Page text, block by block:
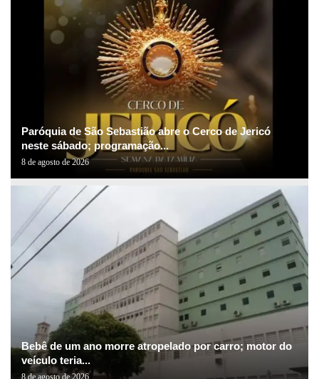
Paróquia de São Sebastião abre o Cerco de Jericó
neste sábado; programação...
8 de agosto de 2026
Bebê de um ano morre atropelado por carro; motor do
veículo teria...
8 de agosto de 2026